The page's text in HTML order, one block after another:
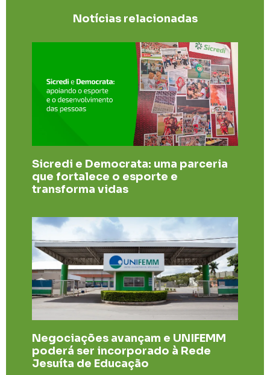
Notícias relacionadas
Sicredi e Democrata: uma parceria
que fortalece o esporte e
transforma vidas
Negociações avançam e UNIFEMM
poderá ser incorporado à Rede
Jesuíta de Educação